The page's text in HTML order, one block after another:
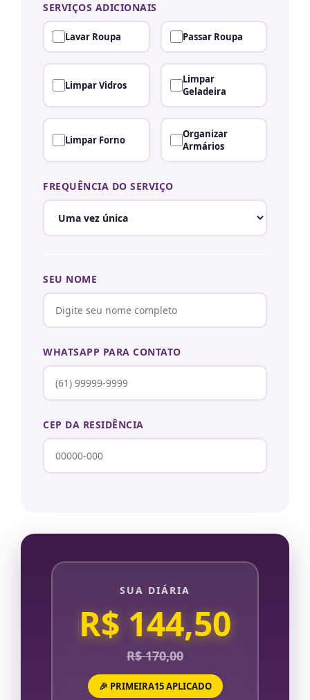
SERVIÇOS ADICIONAIS
Lavar Roupa Passar Roupa
Limpar Vidros
Limpar
Geladeira
Limpar Forno
Organizar
Armários
FREQUÊNCIA DO SERVIÇO
SEU NOME
WHATSAPP PARA CONTATO
CEP DA RESIDÊNCIA
SUA DIÁRIA
R$ 144,50
R$ 170,00
🎉 PRIMEIRA15 APLICADO